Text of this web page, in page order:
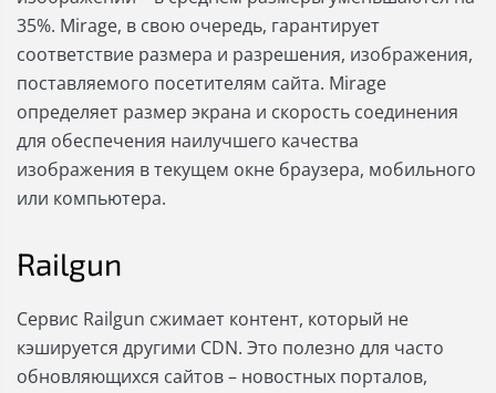
35%. Mirage, в свою очередь, гарантирует
соответствие размера и разрешения, изображения,
поставляемого посетителям сайта. Mirage
определяет размер экрана и скорость соединения
для обеспечения наилучшего качества
изображения в текущем окне браузера, мобильного
или компьютера.
Railgun
Сервис Railgun сжимает контент, который не
кэшируется другими CDN. Это полезно для часто
обновляющихся сайтов – новостных порталов,